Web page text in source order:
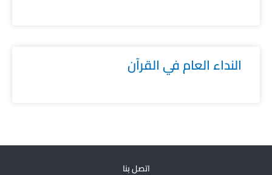
النداء العام في القرآن
اتصل بنا